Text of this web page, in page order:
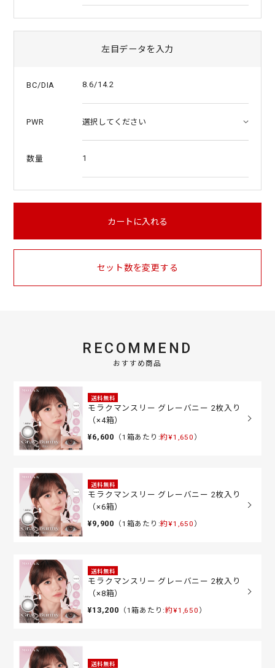
左目データを入力
BC/DIA 8.6/14.2
PWR
数量 1
カートに入れる
セット数を変更する
RECOMMEND
おすすめ商品
送料無料
モラクマンスリー グレーバニー 2枚入り
（×4箱）
¥6,600 （1箱あたり:約¥1,650 ）
送料無料
モラクマンスリー グレーバニー 2枚入り
（×6箱）
¥9,900 （1箱あたり:約¥1,650 ）
送料無料
モラクマンスリー グレーバニー 2枚入り
（×8箱）
¥13,200 （1箱あたり:約¥1,650 ）
送料無料